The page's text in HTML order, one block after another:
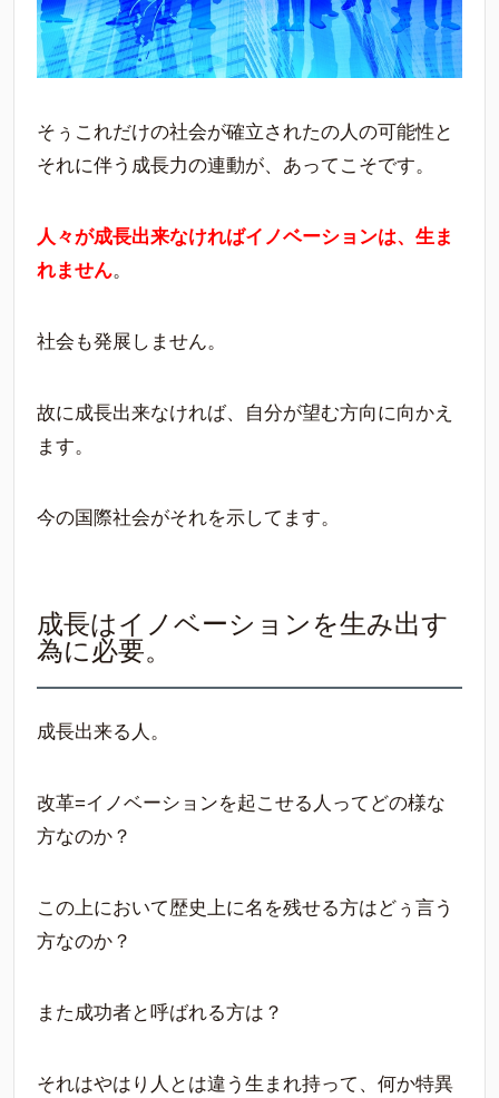
そぅこれだけの社会が確立されたの人の可能性と
それに伴う成長力の連動が、あってこそです。
人々が成長出来なければイノベーションは、生ま
れません。
社会も発展しません。
故に成長出来なければ、自分が望む方向に向かえ
ます。
今の国際社会がそれを示してます。
成長はイノベーションを生み出す
為に必要。
成長出来る人。
改革=イノベーションを起こせる人ってどの様な
方なのか？
この上において歴史上に名を残せる方はどぅ言う
方なのか？
また成功者と呼ばれる方は？
それはやはり人とは違う生まれ持って、何か特異